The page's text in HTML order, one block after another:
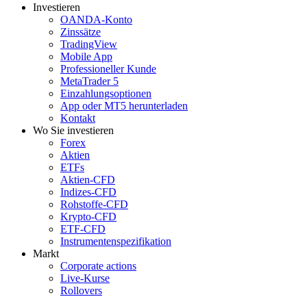
Investieren
OANDA-Konto
Zinssätze
TradingView
Mobile App
Professioneller Kunde
MetaTrader 5
Einzahlungsoptionen
App oder MT5 herunterladen
Kontakt
Wo Sie investieren
Forex
Aktien
ETFs
Aktien-CFD
Indizes-CFD
Rohstoffe-CFD
Krypto-CFD
ETF-CFD
Instrumentenspezifikation
Markt
Corporate actions
Live-Kurse
Rollovers